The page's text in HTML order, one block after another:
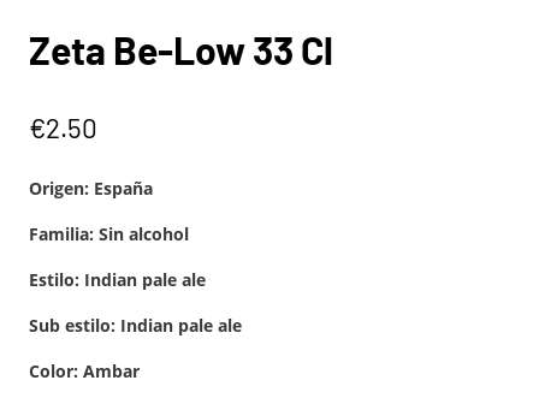
Zeta Be-Low 33 Cl
€2.50
Origen: España
Familia: Sin alcohol
Estilo: Indian pale ale
Sub estilo: Indian pale ale
Color: Ambar